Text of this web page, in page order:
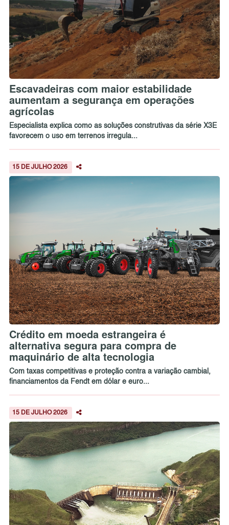
Escavadeiras com maior estabilidade
aumentam a segurança em operações
agrícolas
Especialista explica como as soluções construtivas da série X3E
favorecem o uso em terrenos irregula...
15 DE JULHO 2026
Crédito em moeda estrangeira é
alternativa segura para compra de
maquinário de alta tecnologia
Com taxas competitivas e proteção contra a variação cambial,
financiamentos da Fendt em dólar e euro...
15 DE JULHO 2026